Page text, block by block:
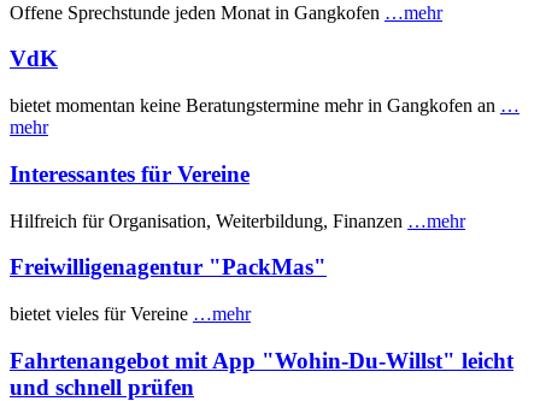
Offene Sprechstunde jeden Monat in Gangkofen …mehr
VdK
bietet momentan keine Beratungstermine mehr in Gangkofen an …
mehr
Interessantes für Vereine
Hilfreich für Organisation, Weiterbildung, Finanzen …mehr
Freiwilligenagentur "PackMas"
bietet vieles für Vereine …mehr
Fahrtenangebot mit App "Wohin-Du-Willst" leicht
und schnell prüfen